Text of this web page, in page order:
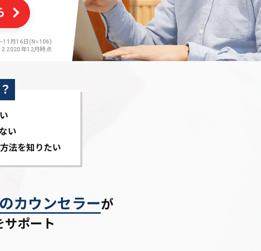
月16日(N=106)
2020年12月時点
い
法を知りたい
カウンセラーが
サポート